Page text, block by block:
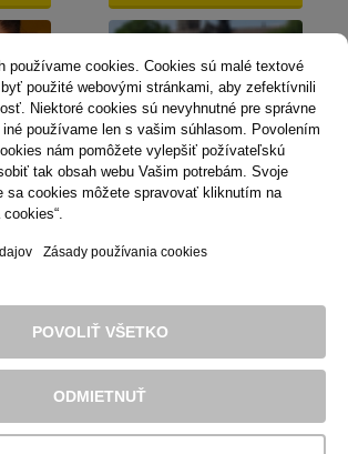
používame cookies. Cookies sú malé textové
použité webovými stránkami, aby zefektívnili
Niektoré cookies sú nevyhnutné pre správne
používame len s vašim súhlasom. Povolením
nám pomôžete vylepšiť požívateľskú
tak obsah webu Vašim potrebám. Svoje
sa cookies môžete spravovať kliknutím na
Zásady používania cookies
ODMIETNUŤ
POVOLIŤ VŠETKO
Mestská karta
Zásady používania cookies
mesta Košice, akciová spoločnosť. Všetky
práva sú vyhradené.